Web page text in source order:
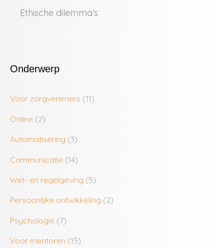
Ethische dilemma’s
Onderwerp
Voor zorgverleners (11)
Online (2)
Automatisering (3)
Communicatie (14)
Wet- en regelgeving (5)
Persoonlijke ontwikkeling (2)
Psychologie (7)
Voor mentoren (15)